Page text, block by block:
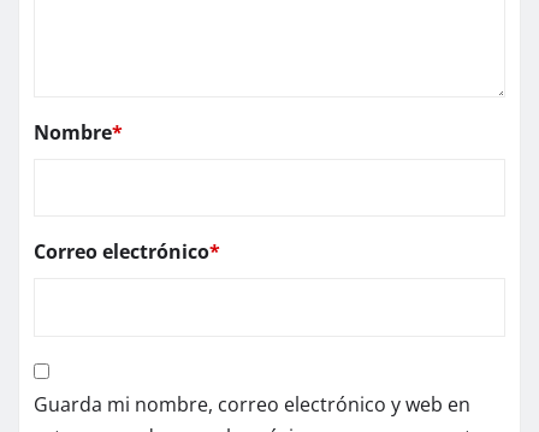
Nombre*
Correo electrónico*
Guarda mi nombre, correo electrónico y web en